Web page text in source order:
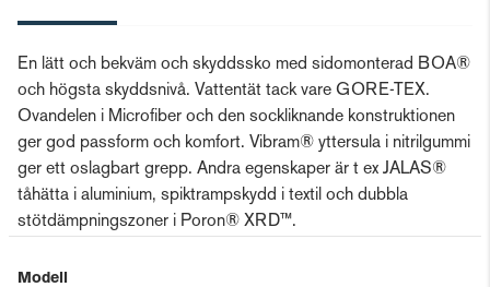
En lätt och bekväm och skyddssko med sidomonterad BOA®
och högsta skyddsnivå. Vattentät tack vare GORE-TEX.
Ovandelen i Microfiber och den sockliknande konstruktionen
ger god passform och komfort. Vibram® yttersula i nitrilgummi
ger ett oslagbart grepp. Andra egenskaper är t ex JALAS®
tåhätta i aluminium, spiktrampskydd i textil och dubbla
stötdämpningszoner i Poron® XRD™.
Modell